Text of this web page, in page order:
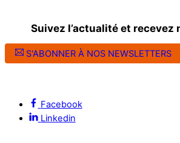
Suivez l’actualité et recevez
S'ABONNER À NOS NEWSLETTERS
Facebook
Linkedin